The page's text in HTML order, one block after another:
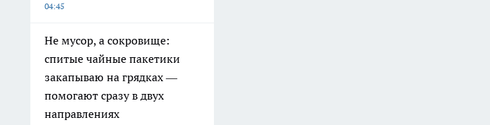
04:45
Не мусор, а сокровище:
спитые чайные пакетики
закапываю на грядках —
помогают сразу в двух
направлениях